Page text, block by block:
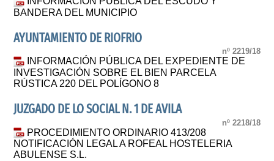
BANDERA DEL MUNICIPIO
AYUNTAMIENTO DE RIOFRIO
nº 2219/18
INFORMACIÓN PÚBLICA DEL EXPEDIENTE DE
INVESTIGACIÓN SOBRE EL BIEN PARCELA
RÚSTICA 220 DEL POLÍGONO 8
JUZGADO DE LO SOCIAL N. 1 DE AVILA
nº 2218/18
PROCEDIMIENTO ORDINARIO 413/208
NOTIFICACIÓN LEGAL A ROFEAL HOSTELERIA
ABULENSE S.L.